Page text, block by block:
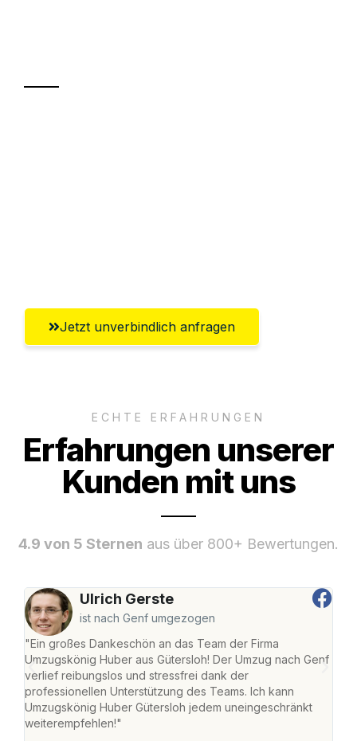
Jetzt unverbindlich anfragen
ECHTE ERFAHRUNGEN
Erfahrungen unserer
Kunden mit uns
4.9 von 5 Sternen aus über 800+ Bewertungen.
Ulrich Gerste
ist nach Genf umgezogen
"Ein großes Dankeschön an das Team der Firma
Umzugskönig Huber aus Gütersloh! Der Umzug nach Genf
verlief reibungslos und stressfrei dank der
professionellen Unterstützung des Teams. Ich kann
Umzugskönig Huber Gütersloh jedem uneingeschränkt
weiterempfehlen!"